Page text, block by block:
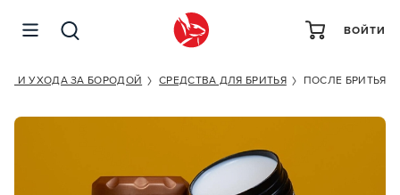
ВОЙТИ
И УХОДА ЗА БОРОДОЙ СРЕДСТВА ДЛЯ БРИТЬЯ ПОСЛЕ БРИТЬЯ